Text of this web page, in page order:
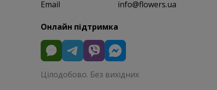
Email
info@flowers.ua
Онлайн підтримка
Цілодобово. Без вихідних